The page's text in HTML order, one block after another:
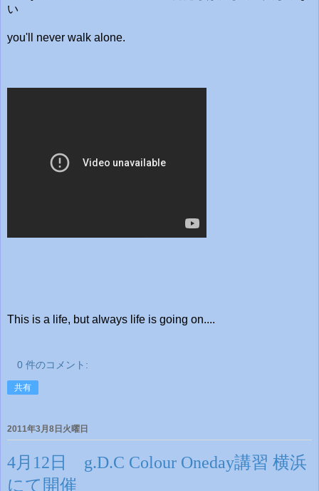
い
you'll never walk alone.
This is a life, but always life is going on....
0 件のコメント:
共有
2011年3月8日火曜日
4月12日 g.D.C Colour Oneday講習 横浜
にて開催